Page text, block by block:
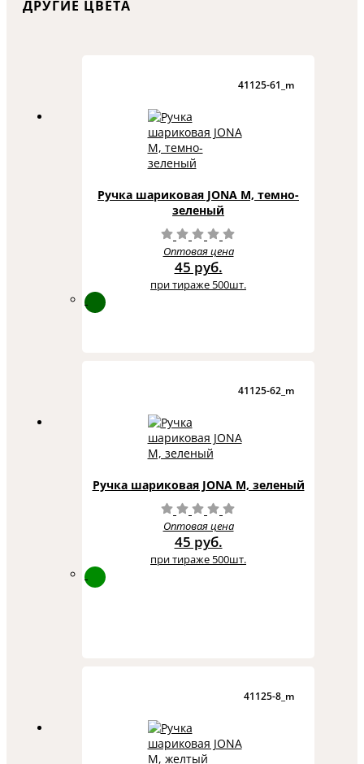
ДРУГИЕ ЦВЕТА
41125-61_m
Ручка шариковая JONA M, темно-
зеленый
Оптовая цена
45 руб.
при тираже 500шт.
41125-62_m
Ручка шариковая JONA M, зеленый
Оптовая цена
45 руб.
при тираже 500шт.
41125-8_m